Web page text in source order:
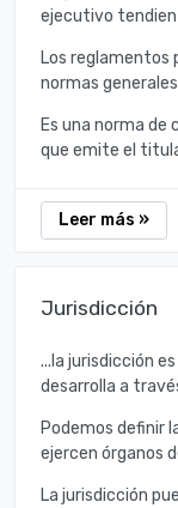
ejecutivo
Los reglamentos
normas
Es una norma
que emite el
Leer más »
Jurisdicción
...la jurisdicción
desarrolla a
Podemos definir
ejercen órganos
La jurisdicción